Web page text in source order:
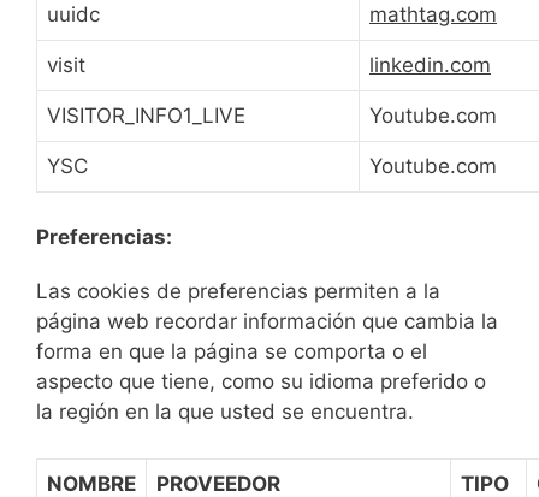
uuidc mathtag.com
visit linkedin.com
VISITOR_INFO1_LIVE Youtube.com
YSC Youtube.com
Preferencias:
Las cookies de preferencias permiten a la
página web recordar información que cambia la
forma en que la página se comporta o el
aspecto que tiene, como su idioma preferido o
la región en la que usted se encuentra.
NOMBRE PROVEEDOR TIPO